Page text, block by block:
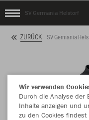
SV Germania Helstorf
ZURÜCK SV Germania
Wir verwenden
Durch die Analyse der
Inhalte anzeigen und
zu den Cookies